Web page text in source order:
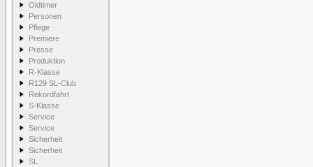
Oldtimer
Personen
Pflege
Premiere
Presse
Produktion
R-Klasse
R129 SL-Club
Rekordfahrt
S-Klasse
Service
Service
Sicherheit
Sicherheit
SL